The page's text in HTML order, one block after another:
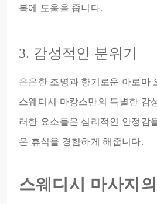
복에 도움을 줍니다.
3. 감성적인 분위기
은은한 조명과 향기로운 아로마
스웨디시 마캉스만의 특별한 감
러한 요소들은 심리적인 안정감
은 휴식을 경험하게 해줍니다.
스웨디시 마사지